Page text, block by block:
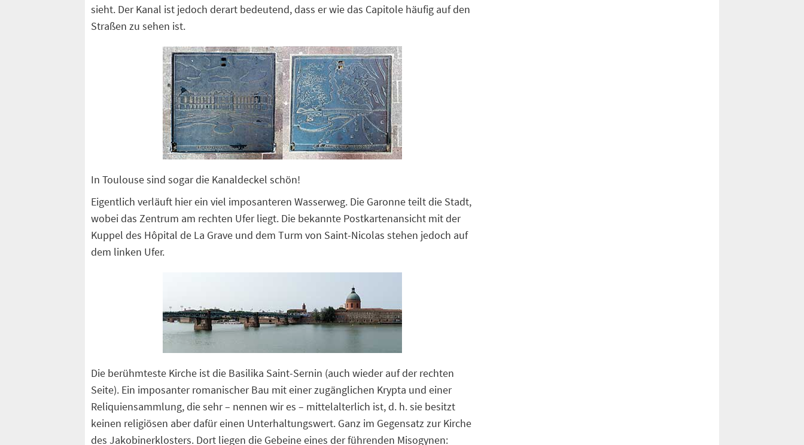
sieht. Der Kanal ist jedoch derart bedeutend, dass er wie das Capitole häufig auf den
Straßen zu sehen ist.
In Toulouse sind sogar die Kanaldeckel schön!
Eigentlich verläuft hier ein viel imposanteren Wasserweg. Die Garonne teilt die Stadt,
wobei das Zentrum am rechten Ufer liegt. Die bekannte Postkartenansicht mit der
Kuppel des Hôpital de La Grave und dem Turm von Saint-Nicolas stehen jedoch auf
dem linken Ufer.
Die berühmteste Kirche ist die Basilika Saint-Sernin (auch wieder auf der rechten
Seite). Ein imposanter romanischer Bau mit einer zugänglichen Krypta und einer
Reliquiensammlung, die sehr – nennen wir es – mittelalterlich ist, d. h. sie besitzt
keinen religiösen aber dafür einen Unterhaltungswert. Ganz im Gegensatz zur Kirche
des Jakobinerklosters. Dort liegen die Gebeine eines der führenden Misogynen: